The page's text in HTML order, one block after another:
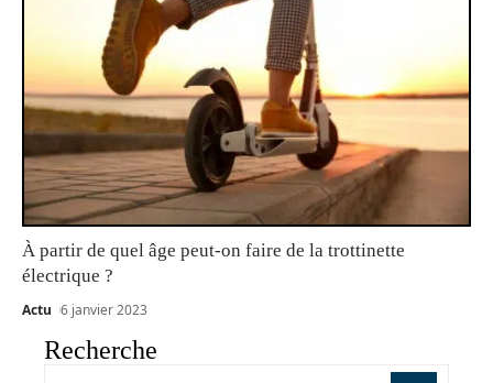
À partir de quel âge peut-on faire de la trottinette
électrique ?
Actu 6 janvier 2023
Recherche